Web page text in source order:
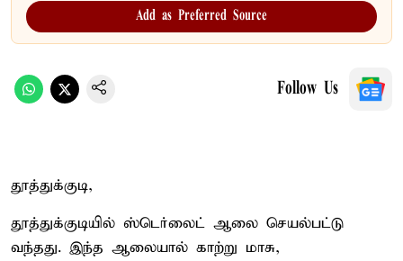
Add as Preferred Source
Follow Us
தூத்துக்குடி,
தூத்துக்குடியில் ஸ்டெர்லைட் ஆலை செயல்பட்டு
வந்தது. இந்த ஆலையால் காற்று மாசு,